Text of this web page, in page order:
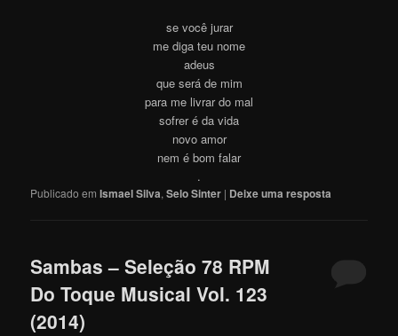
se você jurar
me diga teu nome
adeus
que será de mim
para me livrar do mal
sofrer é da vida
novo amor
nem é bom falar
.
Publicado em Ismael Silva,Selo Sinter | Deixe uma resposta
Sambas – Seleção 78 RPM
Do Toque Musical Vol. 123
(2014)